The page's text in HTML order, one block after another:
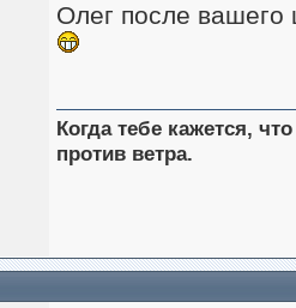
Олег после
Когда тебе кажется,
против ветра.